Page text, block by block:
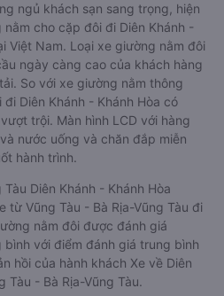
ngủ khách sạn sang trọng, hiện
cho cặp đôi đi Diên Khánh -
Việt Nam. Loại xe giường nằm đôi
ngày càng cao của khách hàng
So với xe giường nằm thông
Diên Khánh - Khánh Hòa có
trội. Màn hình LCD với hàng
nước uống và chăn đắp miễn
hành trình.
Diên Khánh - Khánh Hòa
từ Vũng Tàu - Bà Rịa-Vũng Tàu đi
nằm đôi được đánh giá
với điểm đánh giá trung bình
hồi của hành khách Xe về Diên
Tàu - Bà Rịa-Vũng Tàu.